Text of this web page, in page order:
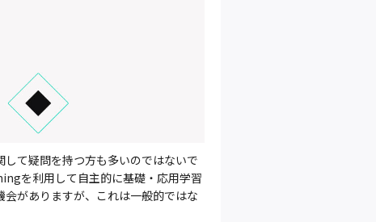
て疑問を持つ方も多いのではないで
を利用して自主的に基礎・応用学習
がありますが、これは一般的ではな